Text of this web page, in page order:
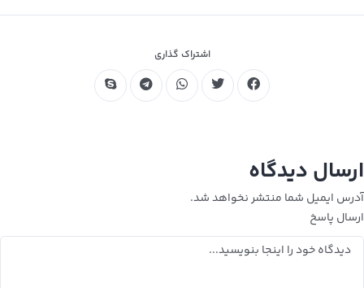
اشتراک گذاری
ارسال دیدگاه
آدرس ایمیل شما منتشر نخواهد شد.
ارسال پاسخ